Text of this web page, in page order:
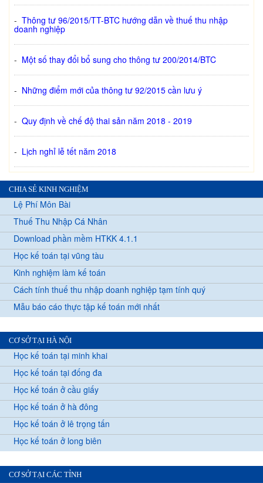
- Thông tư 96/2015/TT-BTC hướng dẫn về thuế thu nhập
doanh nghiệp
- Một số thay đổi bổ sung cho thông tư 200/2014/BTC
- Những điểm mới của thông tư 92/2015 cần lưu ý
- Quy định về chế độ thai sản năm 2018 - 2019
- Lịch nghỉ lễ tết năm 2018
CHIA SẺ KINH NGHIỆM
Lệ Phí Môn Bài
Thuế Thu Nhập Cá Nhân
Download phần mềm HTKK 4.1.1
Học kế toán tại vũng tàu
Kinh nghiệm làm kế toán
Cách tính thuế thu nhập doanh nghiệp tạm tính quý
Mẫu báo cáo thực tập kế toán mới nhất
CƠ SỞ TẠI HÀ NỘI
Học kế toán tại minh khai
Học kế toán tại đống đa
Học kế toán ở cầu giấy
Học kế toán ở hà đông
Học kế toán ở lê trọng tấn
Học kế toán ở long biên
CƠ SỞ TẠI CÁC TỈNH